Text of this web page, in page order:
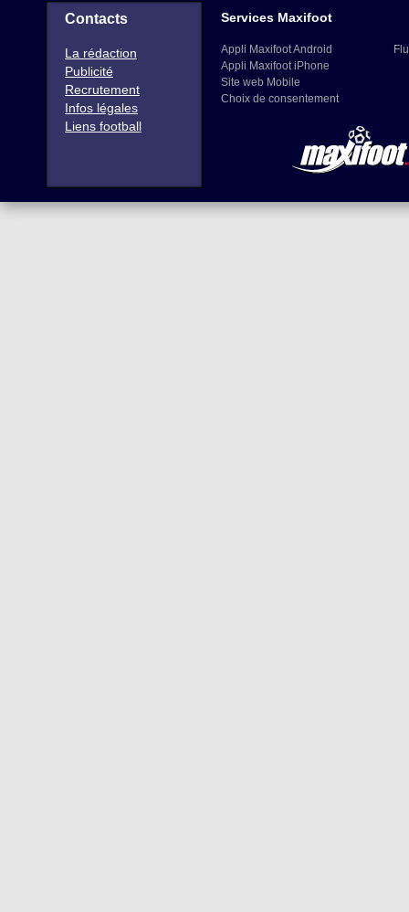
Contacts
La rédaction
Publicité
Recrutement
Infos légales
Liens football
Services Maxifoot
Appli Maxifoot Android
Appli Maxifoot iPhone
Site web Mobile
Choix de consentement